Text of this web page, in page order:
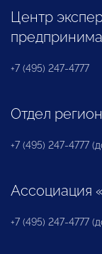
Центр
+7 (495) 247-4777
Отдел
+7 (495) 247-4777
Ассоциация
+7 (495) 247-4777